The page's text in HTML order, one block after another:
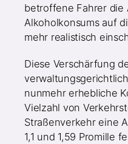
betroffene Fahrer die
Alkoholkonsums auf
mehr realistisch
Diese Verschärfung
nunmehr erhebliche
Vielzahl von
Straßenverkehr eine
1,1 und 1,59 Promille